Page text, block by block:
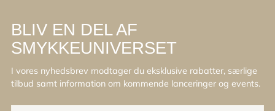
BLIV EN DEL AF
SMYKKEUNIVERSET
I vores nyhedsbrev modtager du eksklusive rabatter, særlige
tilbud samt information om kommende lanceringer og events.